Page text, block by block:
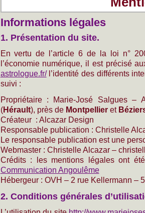
Informations légales
1. Présentation du site.
En vertu de l’article 6 de la loi n°
l’économie numérique, il est précisé
astrologue.fr/l’identité des différents
suivi :
Propriétaire : Marie-José Salgues –
(Hérault), près de Montpellier et
Créateur : Alcazar Design
Responsable publication : Christelle
Le responsable publication est une
Webmaster : Christelle Alcazar –
Crédits : les mentions légales ont
Communication Angoulême
Hébergeur : OVH – 2 rue Kellermann –
2. Conditions générales